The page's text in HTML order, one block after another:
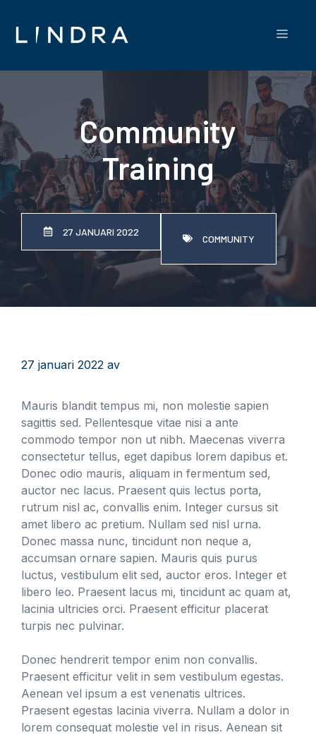
innehåll
Meny
Community
Training
27 JANUARI 2022
COMMUNITY
27 januari 2022 av
Mauris blandit tempus mi, non molestie sapien
sagittis sed. Pellentesque vitae nisi a ante
commodo tempor non ut nibh. Maecenas viverra
consectetur tellus, eget dapibus lorem dapibus et.
Donec odio mauris, aliquam in fermentum sed,
auctor nec lacus. Praesent quis lectus porta,
rutrum nisl ac, convallis enim. Integer cursus sit
amet libero ac pretium. Nullam sed nisl urna.
Donec massa nunc, tincidunt non neque a,
accumsan ornare sapien. Mauris quis purus
luctus, vestibulum elit sed, auctor eros. Integer et
libero leo. Praesent lacus mi, tincidunt ac quam at,
lacinia ultricies orci. Praesent efficitur placerat
turpis nec pulvinar.
Donec hendrerit tempor enim non convallis.
Praesent efficitur velit in sem vestibulum egestas.
Aenean vel ipsum a est venenatis ultrices.
Praesent egestas lacinia viverra. Nullam a dolor in
lorem consequat molestie vel in risus. Aenean sit